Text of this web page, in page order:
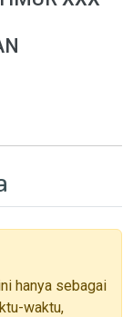
hanya sebagai
waktu,